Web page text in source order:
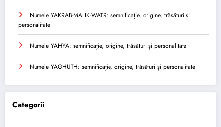
Numele YAKRAB-MALIK-WATR: semnificație, origine, trăsături și
personalitate
Numele YAHYA: semnificație, origine, trăsături și personalitate
Numele YAGHUTH: semnificație, origine, trăsături și personalitate
Categorii